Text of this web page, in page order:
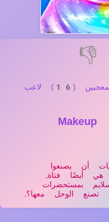
👎
(16) لاعب
Makeup
أن يصنعوا
هي أيضًا فتاة,
بمستحضرات
تصنع الوحل معها؟.